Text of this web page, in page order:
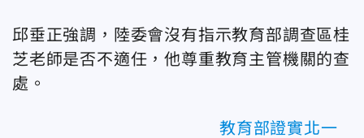
邱垂正強調，陸委會沒有指示教育部調查區桂
芝老師是否不適任，他尊重教育主管機關的查
處。
教育部證實北一